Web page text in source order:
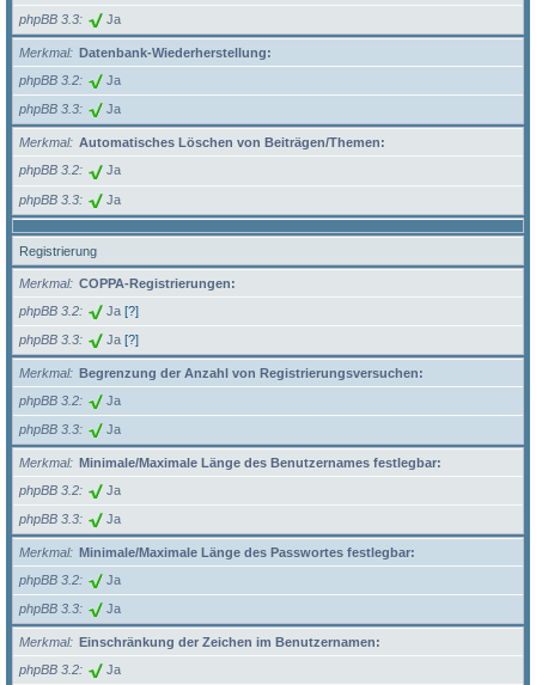
phpBB 3.3 Ja
Merkmal
Datenbank-Wiederherstellung:
phpBB 3.2
Ja
phpBB 3.3 Ja
Merkmal
Automatisches Löschen von Beiträgen/Themen:
phpBB 3.2
Ja
phpBB 3.3 Ja
Registrierung
Merkmal
COPPA-Registrierungen:
phpBB 3.2
Ja [?]
phpBB 3.3 Ja [?]
Merkmal
Begrenzung der Anzahl von Registrierungsversuchen:
phpBB 3.2
Ja
phpBB 3.3 Ja
Merkmal
Minimale/Maximale Länge des Benutzernames festlegbar:
phpBB 3.2
Ja
phpBB 3.3 Ja
Merkmal
Minimale/Maximale Länge des Passwortes festlegbar:
phpBB 3.2
Ja
phpBB 3.3 Ja
Merkmal
Einschränkung der Zeichen im Benutzernamen:
phpBB 3.2
Ja